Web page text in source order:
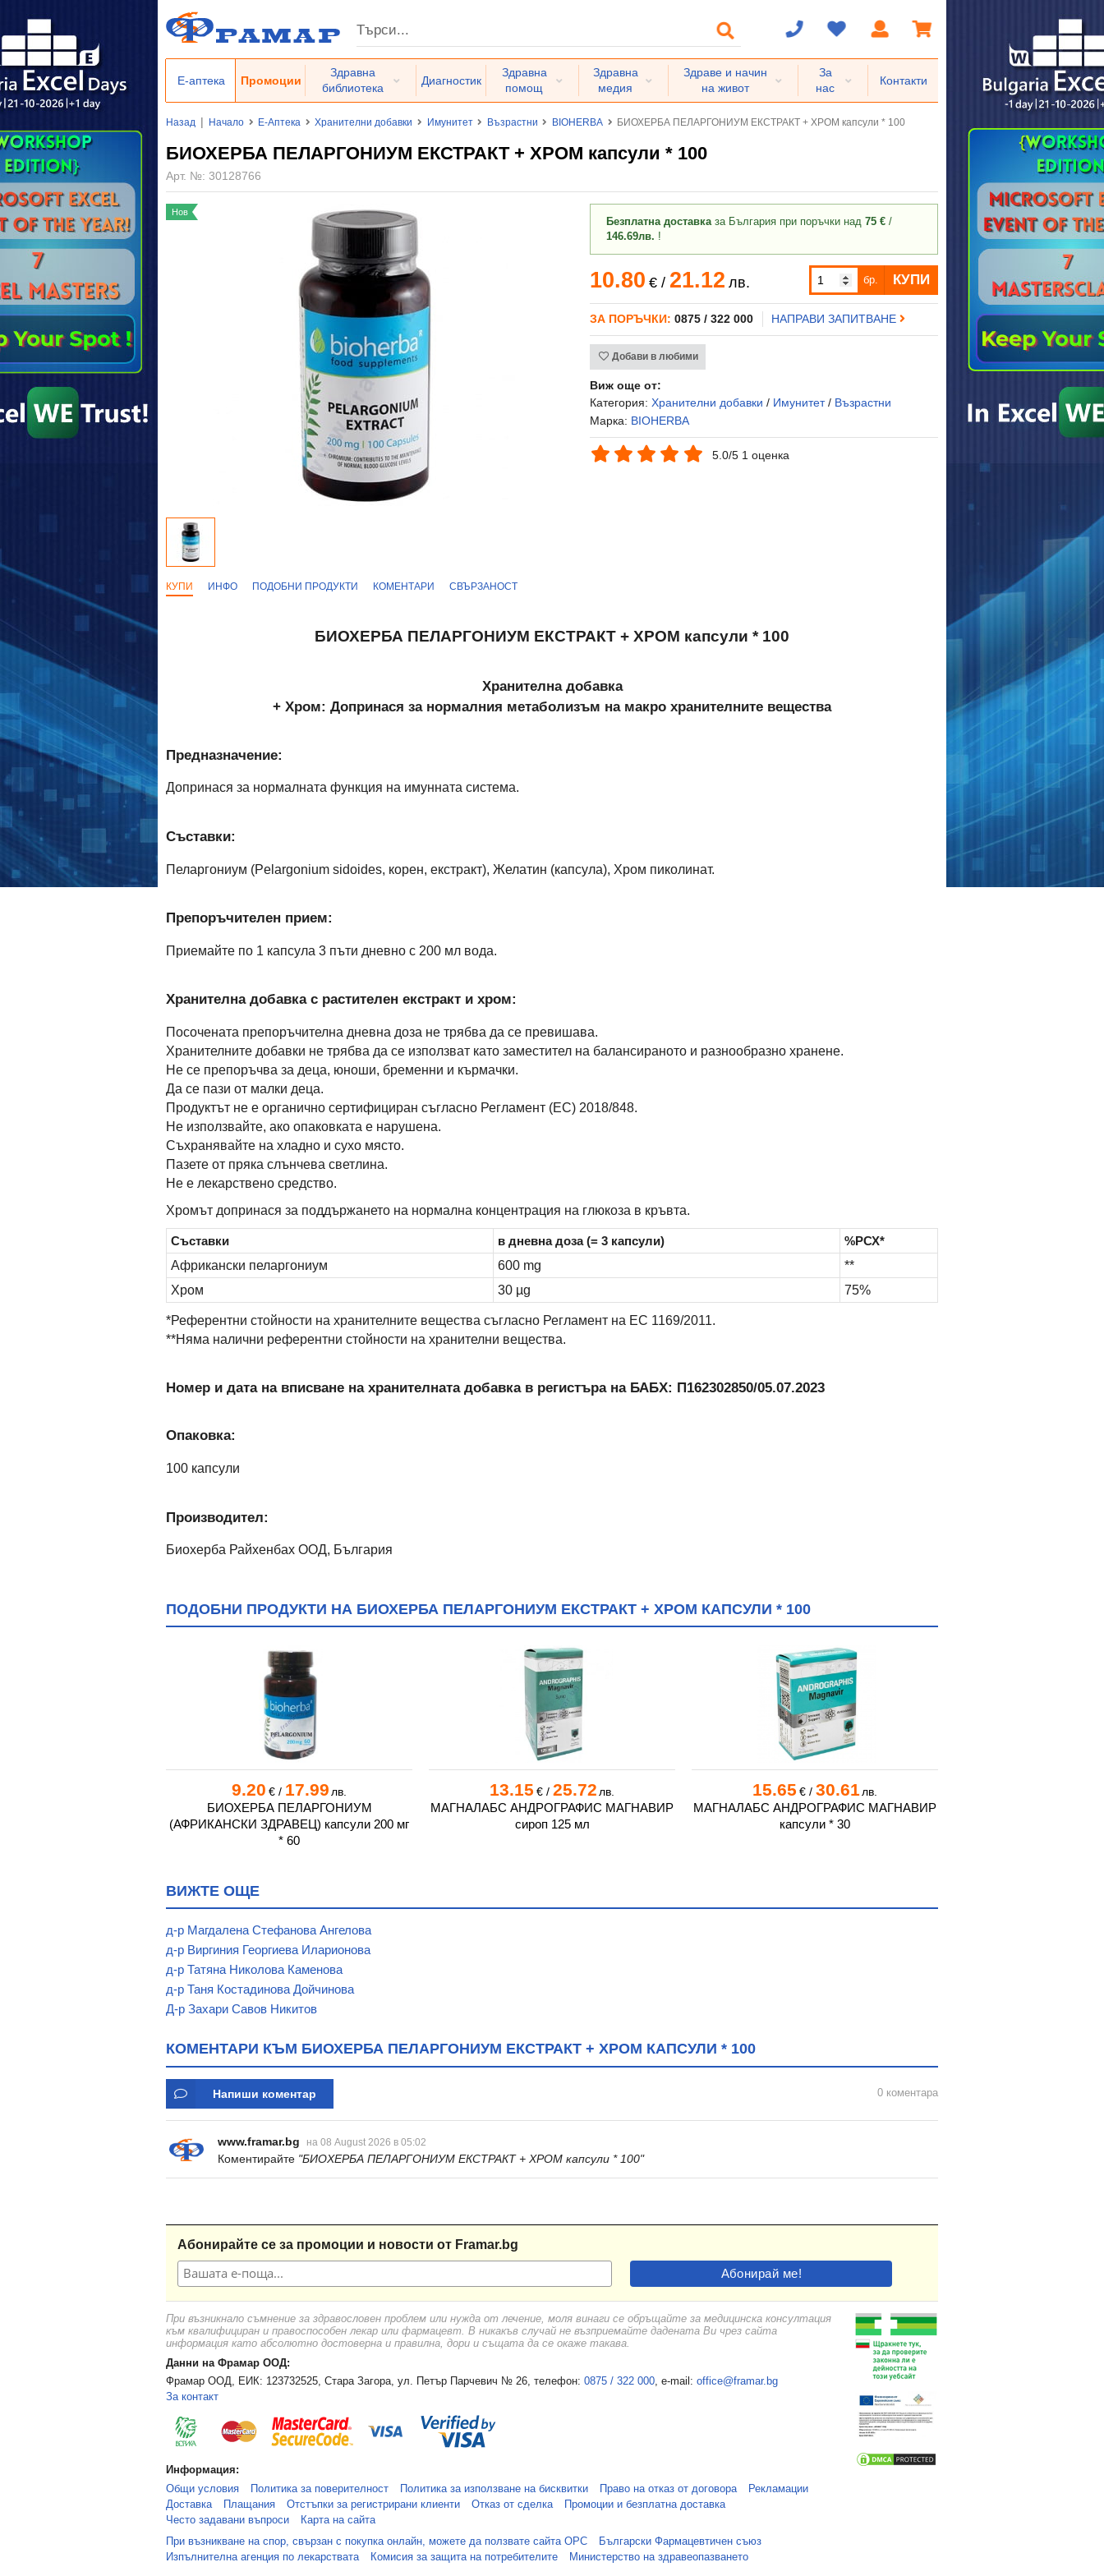
Е-аптека Промоции
Здравна
библиотека
Диагностик
Здравна
помощ
Здравна
медия
Здраве и начин
на живот
За
нас
Контакти
Назад | Начало Е-Аптека Хранителни добавки Имунитет Възрастни BIOHERBA БИОХЕРБА ПЕЛАРГОНИУМ ЕКСТРАКТ + ХРОМ капсули * 100
БИОХЕРБА ПЕЛАРГОНИУМ ЕКСТРАКТ + ХРОМ капсули * 100
Арт. №: 30128766
Нов
Безплатна доставказа България при поръчки над 75 € /
146.69лв. !
10.80 €/ 21.12 лв. бр. КУПИ
ЗА ПОРЪЧКИ: 0875 / 322 000 НАПРАВИ ЗАПИТВАНЕ
Добави в любими
Виж още от:
Категория:Хранителни добавки / Имунитет/ Възрастни
Марка: BIOHERBA
5.0/5 1 оценка
КУПИ ИНФО ПОДОБНИ ПРОДУКТИ КОМЕНТАРИ СВЪРЗАНОСТ
БИОХЕРБА ПЕЛАРГОНИУМ ЕКСТРАКТ + ХРОМ капсули * 100
Хранителна добавка
+ Хром: Допринася за нормалния метаболизъм на макро хранителните вещества
Предназначение:
Допринася за нормалната функция на имунната система.
Съставки:
Пеларгониум (Pelargonium sidoides, корен, екстракт), Желатин (капсула), Хром пиколинат.
Препоръчителен прием:
Приемайте по 1 капсула 3 пъти дневно с 200 мл вода.
Хранителна добавка с растителен екстракт и хром:
Посочената препоръчителна дневна доза не трябва да се превишава.
Хранителните добавки не трябва да се използват като заместител на балансираното и разнообразно хранене.
Не се препоръчва за деца, юноши, бременни и кърмачки.
Да се пази от малки деца.
Продуктът не е органично сертифициран съгласно Регламент (ЕС) 2018/848.
Не използвайте, ако опаковката е нарушена.
Съхранявайте на хладно и сухо място.
Пазете от пряка слънчева светлина.
Не е лекарствено средство.
Хромът допринася за поддържането на нормална концентрация на глюкоза в кръвта.
Съставки в дневна доза (= 3 капсули)
%РСХ*
Африкански пеларгониум
600 mg
**
Хром
30 µg 75%
*Референтни стойности на хранителните вещества съгласно Регламент на ЕС 1169/2011.
**Няма налични референтни стойности на хранителни вещества.
Номер и дата на вписване на хранителната добавка в регистъра на БАБХ: П162302850/05.07.2023
Опаковка:
100 капсули
Производител:
Биохерба Райхенбах ООД, България
ПОДОБНИ ПРОДУКТИ НА БИОХЕРБА ПЕЛАРГОНИУМ ЕКСТРАКТ + ХРОМ КАПСУЛИ * 100
9.20 €/ 17.99 лв.
БИОХЕРБА ПЕЛАРГОНИУМ
(АФРИКАНСКИ ЗДРАВЕЦ) капсули 200 мг
* 60
13.15 €/ 25.72 лв.
МАГНАЛАБС АНДРОГРАФИС МАГНАВИР
сироп 125 мл
15.65 €/ 30.61 лв.
МАГНАЛАБС АНДРОГРАФИС МАГНАВИР
капсули * 30
ВИЖТЕ ОЩЕ
д-р Магдалена Стефанова Ангелова
д-р Виргиния Георгиева Иларионова
д-р Татяна Николова Каменова
д-р Таня Костадинова Дойчинова
Д-р Захари Савов Никитов
КОМЕНТАРИ КЪМ БИОХЕРБА ПЕЛАРГОНИУМ ЕКСТРАКТ + ХРОМ КАПСУЛИ * 100
Напиши коментар 0 коментара
www.framar.bg на 08 August 2026 в 05:02
Коментирайте "БИОХЕРБА ПЕЛАРГОНИУМ ЕКСТРАКТ + ХРОМ капсули * 100"
Абонирайте се за промоции и новости от Framar.bg
При възникнало съмнение за здравословен проблем или нужда от лечение, моля винаги се обръщайте за медицинска консултация
към квалифициран и правоспособен лекар или фармацевт. В никакъв случай не възприемайте дадената Ви чрез сайта
информация като абсолютно достоверна и правилна, дори и същата да се окаже такава.
Данни на Фрамар ООД:
Фрамар ООД, ЕИК: 123732525, Стара Загора, ул. Петър Парчевич № 26, телефон: 0875 / 322 000, e-mail: office@framar.bg
За контакт
Информация:
Общи условия
Политика за поверителност Политика за използване на бисквитки Право на отказ от договора
Рекламации
Доставка
Плащания Отстъпки за регистрирани клиенти Отказ от сделка
Промоции и безплатна доставка
Често задавани въпроси
Карта на сайта
При възникване на спор, свързан с покупка онлайн, можете да ползвате сайта ОРС
Български Фармацевтичен съюз
Изпълнителна агенция по лекарствата
Комисия за защита на потребителите Министерство на здравеопазването